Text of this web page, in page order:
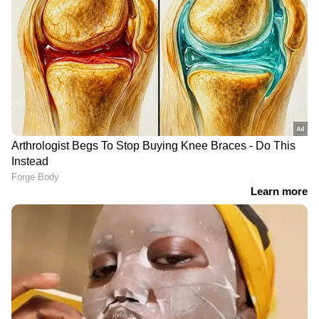
DOWNLOAD APP
ഇന്ത്യയിലെയും ലോകമെമ്പാടുമുള്ള എല്ലാ
അറിയാൻ എപ്പോഴും ഏഷ്യാനെറ്റ്
ന്യൂസ് വാർത്തകൾ.
Malayalam News
തത്സമയ അപ്‌ഡേറ്റുകളും ആഴത്തിലുള്ള
വിശകലനവും സമഗ്രമായ റിപ്പോർട്ടിംഗും —
എല്ലാം ഒരൊറ്റ സ്ഥലത്ത്. ഏത് സമയത്തും,
എവിടെയും വിശ്വസനീയമായ വാർത്തകൾ